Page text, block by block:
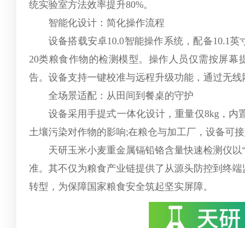
统实验室方法效率提升80%。
智能化设计：简化操作流程
设备搭载安卓10.0智能操作系统，配备10.1英
20类粮食作物的检测模型。操作人员仅需按屏幕
告。设备支持一键校准与远程升级功能，通过无
全场景适配：从田间到餐桌的守护
设备采用手提式一体化设计，重量仅8kg，内置
土壤污染对作物的影响;在粮仓与加工厂，设备可
天研玉米小麦重金属镉铅铬含量快速检测仪以“
准。其不仅为粮食产业链提供了从源头防控到终
转型，为保障国家粮食安全筑起坚实屏障。